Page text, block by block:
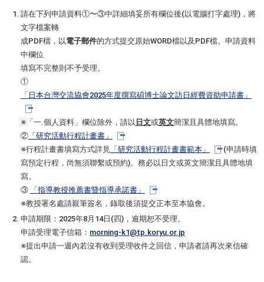
請在下列申請資料①〜③中詳細填妥所有欄位後(以電腦打字處理)，將
文字檔案轉
成PDF檔，以電子郵件的方式提交原始WORD檔以及PDF檔。申請資料
中欄位
填寫不完整則不予受理。
①
「日本台灣交流協會2025年度撰寫碩博士論文訪日經費資助申請書」
※「一.個人資料」欄位除外，請以 日文或英文簡潔且具體地填寫。
②「研究活動行程計畫書」
※行程計畫書填寫方式詳見「研究活動行程計畫書範本」
(申請時填
寫預定行程，尚無須聯繫或預約)。務必以日文或英文簡潔且具體地填
寫。
③
「指導教授推薦書暨指導承諾書」
※教授署名處請親筆簽名，錄取後須提交正本至本協會。
申請期限：2025年8月14日(四)，逾期恕不受理。
申請受理電子信箱： morning-k1@tp.koryu.or.jp
※提出申請一週內若沒有收到受理收件之回信，申請者請再次來信確
認。